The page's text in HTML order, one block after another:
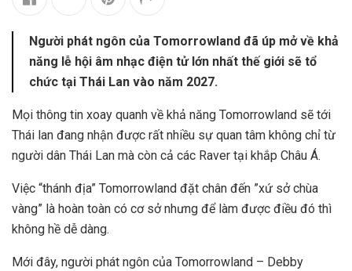
Người phát ngôn của Tomorrowland đã úp mở về khả
năng lễ hội âm nhạc điện tử lớn nhất thế giới sẽ tổ
chức tại Thái Lan vào năm 2027.
Mọi thông tin xoay quanh về khả năng Tomorrowland sẽ tới
Thái lan đang nhận được rất nhiều sự quan tâm không chỉ từ
người dân Thái Lan mà còn cả các Raver tại khắp Châu Á.
Việc “thánh địa” Tomorrowland đặt chân đến ”xứ sở chùa
vàng” là hoàn toàn có cơ sở nhưng để làm được điều đó thì
không hề dễ dàng.
Mới đây, người phát ngôn của Tomorrowland – Debby